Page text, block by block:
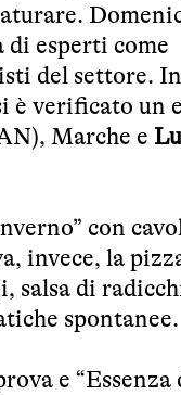
esperti come
del settore. In
è verificato un
Marche e
con
invece, la
salsa di
spontanee.
e “Essenza